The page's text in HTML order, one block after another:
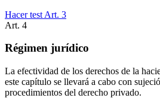
Hacer test Art. 3
Art. 4
Régimen jurídico
La efectividad de los derechos de la
este capítulo se llevará a cabo con
procedimientos del derecho privado.